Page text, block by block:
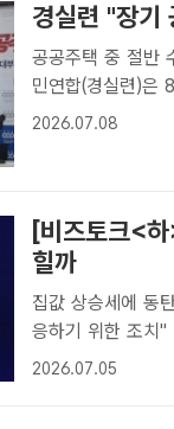
경실련 "장기
공공주택 중 절반 수준
민연합(경실련)은
공공주택 공급 확
2026.07.08
[비즈토크<
힐까
집값 상승세에 동
응하기 위한 조치" 이재명 정부가 다시 부동산 규제 카드를 꺼내 들었다. 서
울에 이어 동탄·기
2026.07.05